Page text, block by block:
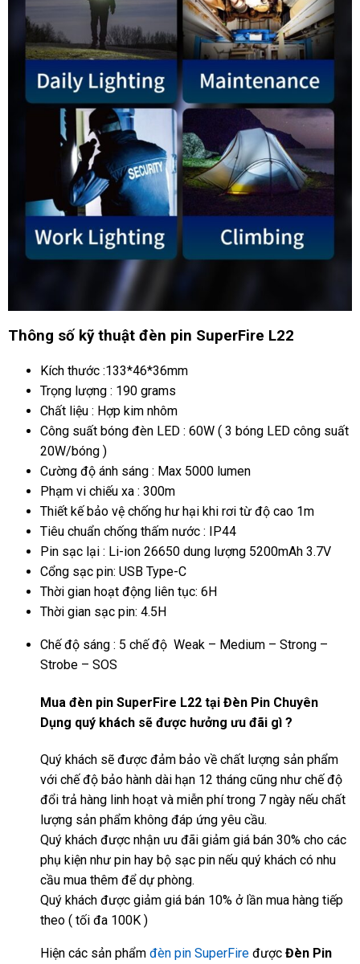
Thông số kỹ thuật đèn pin SuperFire L22
Kích thước :133*46*36mm
Trọng lượng : 190 grams
Chất liệu : Hợp kim nhôm
Công suất bóng đèn LED : 60W ( 3 bóng LED công suất
20W/bóng )
Cường độ ánh sáng : Max 5000 lumen
Phạm vi chiếu xa : 300m
Thiết kế bảo vệ chống hư hại khi rơi từ độ cao 1m
Tiêu chuẩn chống thấm nước :
IP44
Pin sạc lại : Li-ion 26650 dung lượng 5200mAh 3.7V
Cổng sạc pin: USB Type-C
Thời gian hoạt động liên tục: 6H
Thời gian sạc pin: 4.5H
Chế độ sáng : 5 chế độ Weak – Medium – Strong –
Strobe – SOS
Mua đèn pin SuperFire L22 tại Đèn Pin Chuyên
Dụng quý khách sẽ được hưởng ưu đãi gì ?
Quý khách sẽ được đảm bảo về chất lượng sản phẩm
với chế độ bảo hành dài hạn 12 tháng cũng như chế độ
đổi trả hàng linh hoạt và miễn phí trong 7 ngày nếu chất
lượng sản phẩm không đáp ứng yêu cầu.
Quý khách được nhận ưu đãi giảm giá bán 30% cho các
phụ kiện như pin hay bộ sạc pin nếu quý khách có nhu
cầu mua thêm để dự phòng.
Quý khách được giảm giá bán 10% ở lần mua hàng tiếp
theo ( tối đa 100K )
Hiện các sản phẩm đèn pin SuperFire được Đèn Pin